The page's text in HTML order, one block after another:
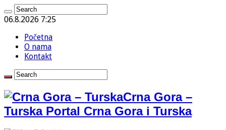
06.8.2026 7:25
Početna
O nama
Kontakt
Crna Gora –
Turska Portal Crna Gora i Turska